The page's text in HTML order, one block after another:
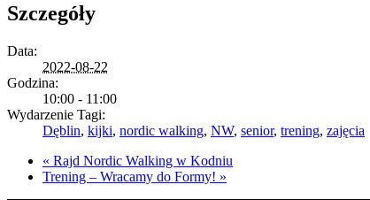
Szczegóły
Data:
2022-08-22
Godzina:
10:00 - 11:00
Wydarzenie Tagi:
Dęblin, kijki, nordic walking, NW, senior, trening, zajęcia
« Rajd Nordic Walking w Kodniu
Trening – Wracamy do Formy! »